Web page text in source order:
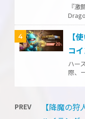
『
4
【
コ
ハー
際、
PREV
【降魔の